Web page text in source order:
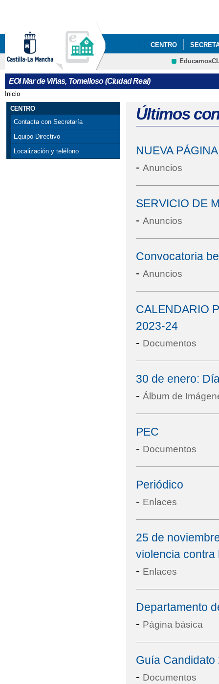
CENTRO
CORREO WEB
EOI Mar de Viñas, Tomelloso (Ciudad Real)
Se encuentra usted aquí
Inicio
CENTRO
Contacta con Secretaría
Equipo Directivo
Localización y teléfono
Últimos
NUEVA
- Anuncios
SERVICIO DE
- Anuncios
Convocatoria
- Anuncios
CALENDARIO
2023-24
- Documentos
30 de enero:
- Álbum de
PEC
- Documentos
Periódico
- Enlaces
25 de
violencia contra
- Enlaces
Departamento
- Página básica
Guía Candidato
- Documentos